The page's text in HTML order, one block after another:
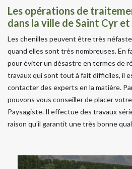
Les opérations de
dans la ville de Saint Cyr
Les chenilles peuvent être très
quand elles sont très nombreuses. En
pour éviter un désastre en termes de
travaux qui sont tout à fait difficiles, il
contacter des experts en la matière.
pouvons vous conseiller de placer
Paysagiste. Il effectue des travaux
raison qu'il garantit une très bonne